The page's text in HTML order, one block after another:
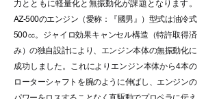
力とともに軽量化と無振動化が課題となります。
AZ-500のエンジン（愛称：『國男』）型式は油冷式
500㏄。ジャイロ効果キャンセル構造（特許取得済
み）の独自設計により、エンジン本体の無振動化に
成功しました。これによりエンジン本体から4本の
ローターシャフトを腕のように伸ばし、エンジンの